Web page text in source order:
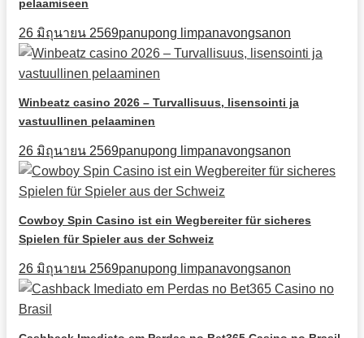
pelaamiseen
26 มิถุนายน 2569panupong limpanavongsanon
Winbeatz casino 2026 – Turvallisuus, lisensointi ja
vastuullinen pelaaminen
26 มิถุนายน 2569panupong limpanavongsanon
Cowboy Spin Casino ist ein Wegbereiter für sicheres
Spielen für Spieler aus der Schweiz
26 มิถุนายน 2569panupong limpanavongsanon